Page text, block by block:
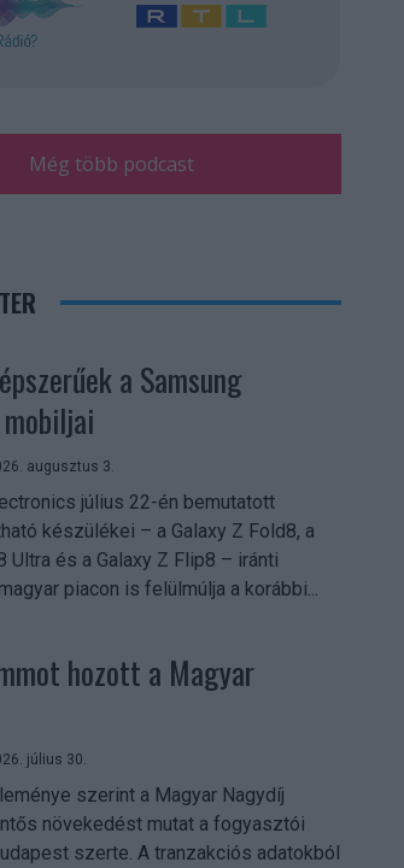
Még több podcast
a Samsung
augusztus 3.
július 22-én bemutatott
készülékei – a Galaxy Z Fold8, a
Ultra és a Galaxy Z Flip8 – iránti
piacon is felülmúlja a korábbi...
hozott a Magyar
július 30.
szerint a Magyar Nagydíj
növekedést mutat a fogyasztói
szerte. A tranzakciós adatokból